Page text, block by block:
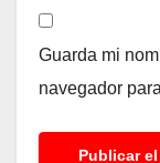
Guarda mi
navegador